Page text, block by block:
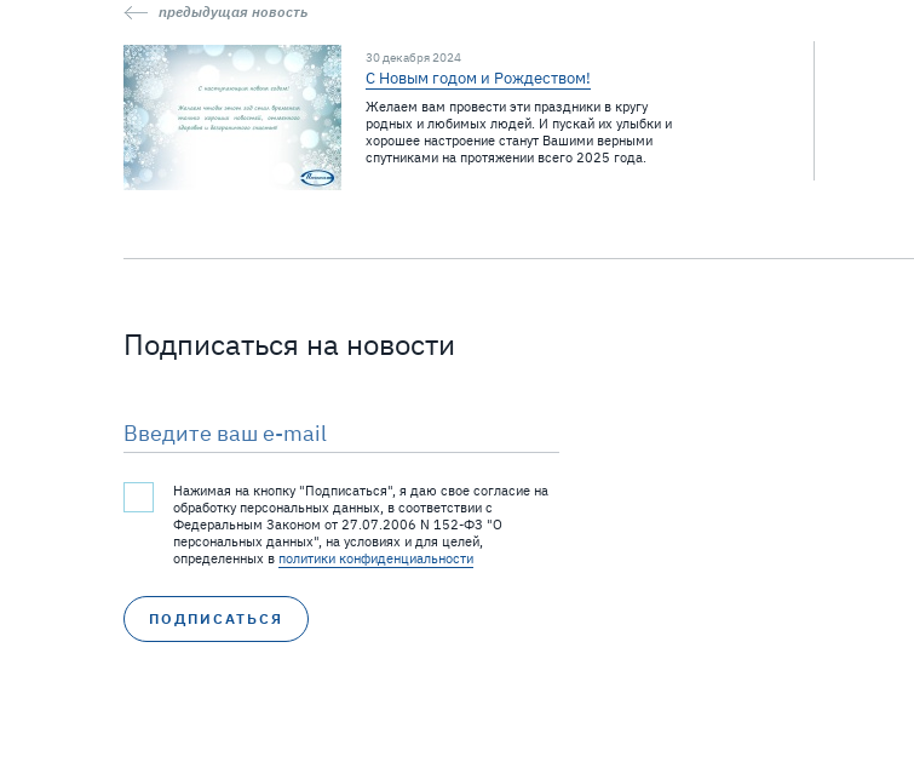
предыдущая новость
30 декабря 2024
С Новым годом и Рождеством!
Желаем вам провести эти праздники в кругу
родных и любимых людей. И пускай их улыбки и
хорошее настроение станут Вашими верными
спутниками на протяжении всего 2025 года.
Подписаться на новости
Введите ваш e-mail
Нажимая на кнопку "Подписаться", я даю свое согласие на
обработку персональных данных, в соответствии с
Федеральным Законом от 27.07.2006 N 152-ФЗ "О
персональных данных", на условиях и для целей,
определенных в политики конфиденциальности
ПОДПИСАТЬСЯ